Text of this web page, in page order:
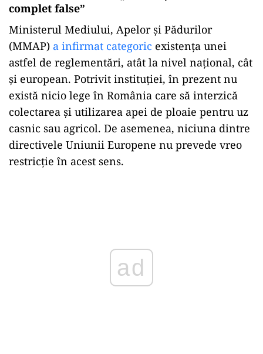
complet false”
Ministerul Mediului, Apelor și Pădurilor
(MMAP) a infirmat categoric existența unei
astfel de reglementări, atât la nivel național, cât
și european. Potrivit instituției, în prezent nu
există nicio lege în România care să interzică
colectarea și utilizarea apei de ploaie pentru uz
casnic sau agricol. De asemenea, niciuna dintre
directivele Uniunii Europene nu prevede vreo
restricție în acest sens.